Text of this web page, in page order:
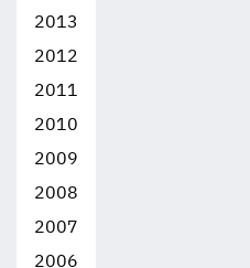
2013
2012
2011
2010
2009
2008
2007
2006